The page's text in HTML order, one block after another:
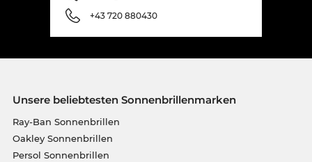
+43 720 880430
Unsere beliebtesten Sonnenbrillenmarken
Ray-Ban Sonnenbrillen
Oakley Sonnenbrillen
Persol Sonnenbrillen